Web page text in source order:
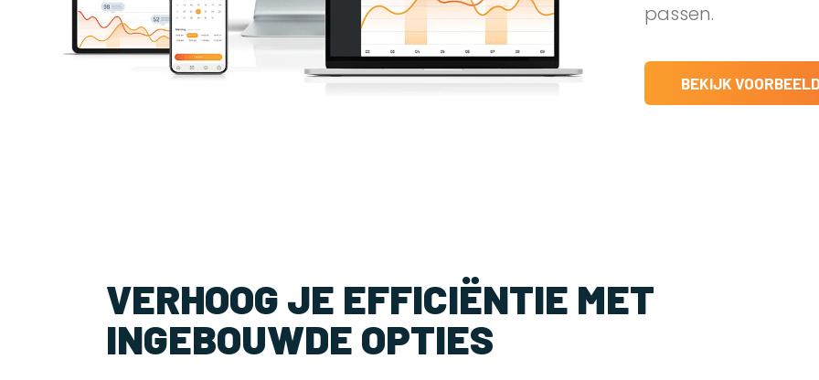
passen.
BEKIJK
VERHOOG JE EFFICIËNTIE MET
INGEBOUWDE OPTIES